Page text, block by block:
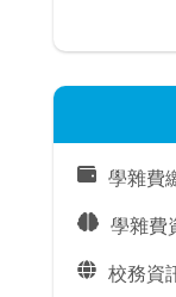
學雜費
學雜費
校務資